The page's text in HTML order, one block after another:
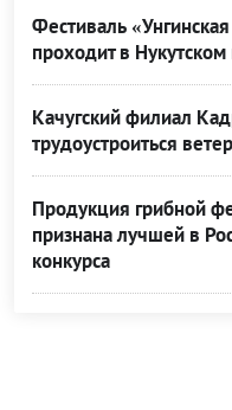
Фестиваль
проходит в
Качугский филиал
трудоустроиться
Продукция грибной
признана лучшей в
конкурса